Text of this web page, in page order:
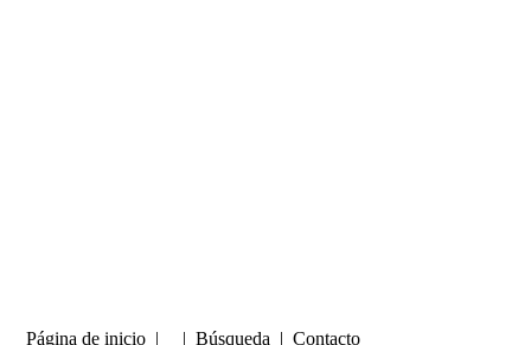
Página de inicio | |Búsqueda |Contacto